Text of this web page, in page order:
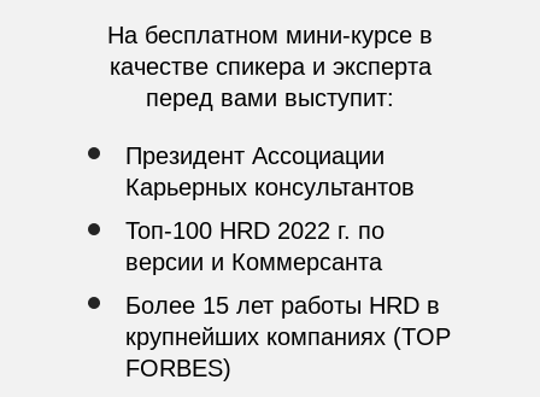
На бесплатном мини-курсе в
качестве спикера и эксперта
перед вами выступит:
Президент Ассоциации
Карьерных консультантов
Топ-100 HRD 2022 г. по
версии и Коммерсанта
Более 15 лет работы HRD в
крупнейших компаниях (TOP
FORBES)